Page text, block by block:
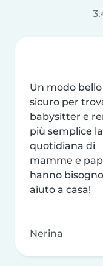
Un modo bello
sicuro per
babysitter e
più semplice
quotidiana di
mamme e
hanno
aiuto a casa!
Nerina